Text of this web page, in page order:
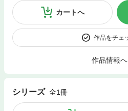
カートへ
作品をチェ
作品情報へ
シリーズ 全1冊